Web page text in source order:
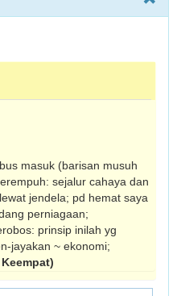
masuk (barisan musuh
sejalur cahaya dan
jendela; pd hemat saya
perniagaan;
prinsip inilah yg
jayakan ~ ekonomi;